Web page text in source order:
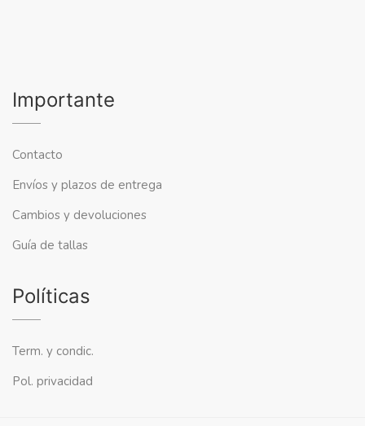
Importante
Contacto
Envíos y plazos de entrega
Cambios y devoluciones
Guía de tallas
Políticas
Term. y condic.
Pol. privacidad